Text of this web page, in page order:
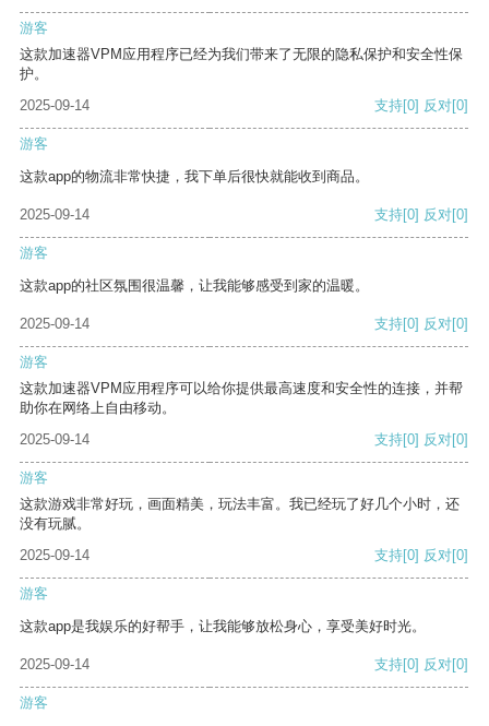
游客
这款加速器VPM应用程序已经为我们带来了无限的隐私保护和安全性保
护。
2025-09-14
支持[0] 反对[0]
游客
这款app的物流非常快捷，我下单后很快就能收到商品。
2025-09-14 支持[0] 反对[0]
游客
这款app的社区氛围很温馨，让我能够感受到家的温暖。
2025-09-14 支持[0] 反对[0]
游客
这款加速器VPM应用程序可以给你提供最高速度和安全性的连接，并帮
助你在网络上自由移动。
2025-09-14
支持[0] 反对[0]
游客
这款游戏非常好玩，画面精美，玩法丰富。我已经玩了好几个小时，还
没有玩腻。
2025-09-14
支持[0] 反对[0]
游客
这款app是我娱乐的好帮手，让我能够放松身心，享受美好时光。
2025-09-14 支持[0] 反对[0]
游客